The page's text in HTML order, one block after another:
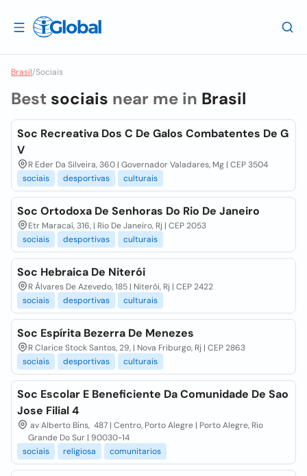
Brasil/Sociais
Best sociais near me in Brasil
Soc Recreativa Dos C De Galos Combatentes De G
V
R Eder Da Silveira, 360 | Governador Valadares, Mg | CEP 3504
sociais
desportivas culturais
Soc Ortodoxa De Senhoras Do Rio De Janeiro
Etr Maracaí, 316, | Rio De Janeiro, Rj | CEP 2053
sociais
desportivas culturais
Soc Hebraica De Niterói
R Álvares De Azevedo, 185 | Niterói, Rj | CEP 2422
sociais
desportivas culturais
Soc Espírita Bezerra De Menezes
R Clarice Stock Santos, 29, | Nova Friburgo, Rj | CEP 2863
sociais
desportivas culturais
Soc Escolar E Beneficiente Da Comunidade De Sao
Jose Filial 4
av Alberto Bins, 487 | Centro, Porto Alegre | Porto Alegre, Rio
Grande Do Sur | 90030-14
sociais
religiosa comunitarios